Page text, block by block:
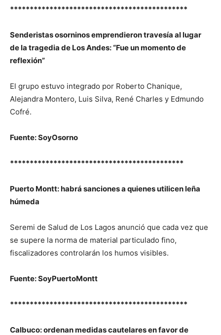
*********************************************
Senderistas osorninos emprendieron travesía al lugar
de la tragedia de Los Andes: “Fue un momento de
reflexión”
El grupo estuvo integrado por Roberto Chanique,
Alejandra Montero, Luis Silva, René Charles y Edmundo
Cofré.
Fuente: SoyOsorno
********************************************
Puerto Montt: habrá sanciones a quienes utilicen leña
húmeda
Seremi de Salud de Los Lagos anunció que cada vez que
se supere la norma de material particulado fino,
fiscalizadores controlarán los humos visibles.
Fuente: SoyPuertoMontt
*********************************************
Calbuco: ordenan medidas cautelares en favor de